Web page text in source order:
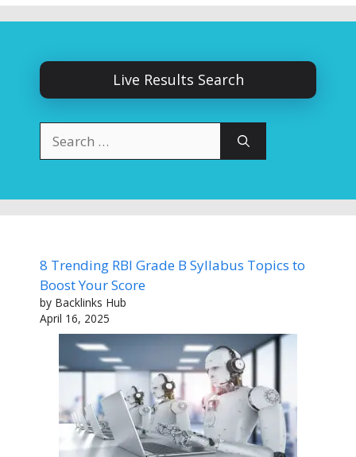
Live Results Search
for:
8 Trending RBI Grade B Syllabus Topics to
Boost Your Score
by Backlinks Hub
April 16, 2025